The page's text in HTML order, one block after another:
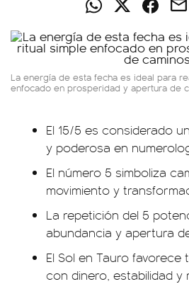
La energía de esta fecha es ideal para
enfocado en prosperidad y apertura de
El 15/5 es considerado
y poderosa en
El número 5 simboliza
movimiento y
La repetición del 5
abundancia y apertura
El Sol en Tauro
con dinero, estabilidad y